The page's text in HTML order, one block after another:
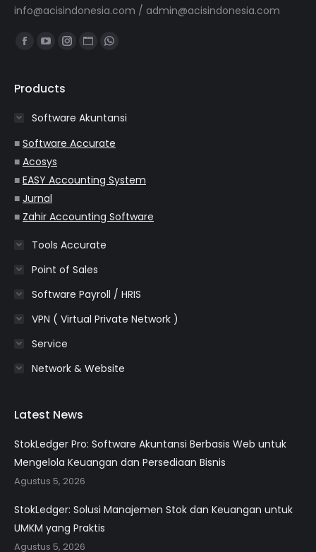
info@acisindonesia.com / admin@acisindonesia.com
Find us on:
Facebook
opens
new
window
YouTube
opens
new
window
Instagram
new
window
Website
new
window
Whatsapp
new
window
Products
Software Akuntansi
■ Software Accurate
■ Acosys
■ EASY Accounting System
■ Jurnal
■ Zahir Accounting Software
Tools Accurate
Point of Sales
Software Payroll / HRIS
VPN ( Virtual Private Network )
Service
Network & Website
Latest News
StokLedger Pro: Software Akuntansi Berbasis Web untuk
Mengelola Keuangan dan Persediaan Bisnis
Agustus 5, 2026
StokLedger: Solusi Manajemen Stok dan Keuangan untuk
UMKM yang Praktis
Agustus 5, 2026